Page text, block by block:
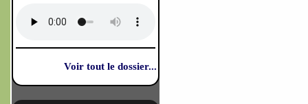
Voir tout le dossier...